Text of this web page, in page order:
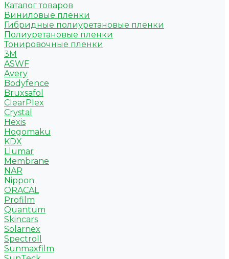
Каталог товаров
Виниловые пленки
Гибридные полиуретановые пленки
Полиуретановые пленки
Тонировочные пленки
3M
ASWF
Avery
Bodyfence
Bruxsafol
ClearPlex
Crystal
Hexis
Hogomaku
KDX
Llumar
Membrane
NAR
Nippon
ORACAL
Profilm
Quantum
Skincars
Solarnex
Spectroll
Sunmaxfilm